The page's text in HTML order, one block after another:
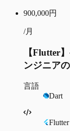
900,000円
/月
【Flutter
ンジニア
言語
Dart
Flutter